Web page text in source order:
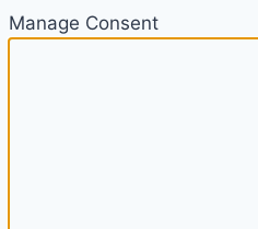
Manage Consent